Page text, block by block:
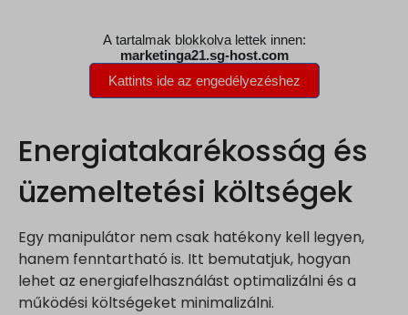
Energiatakarékosság és
üzemeltetési költségek
Egy manipulátor nem csak hatékony kell legyen,
hanem fenntartható is. Itt bemutatjuk, hogyan
lehet az energiafelhasználást optimalizálni és a
működési költségeket minimalizálni.